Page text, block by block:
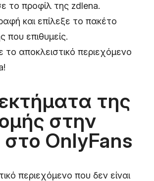
το προφίλ της zdlena.
και επίλεξε το πακέτο
που επιθυμείς.
αποκλειστικό περιεχόμενο
της
στην
OnlyFans
περιεχόμενο που δεν είναι